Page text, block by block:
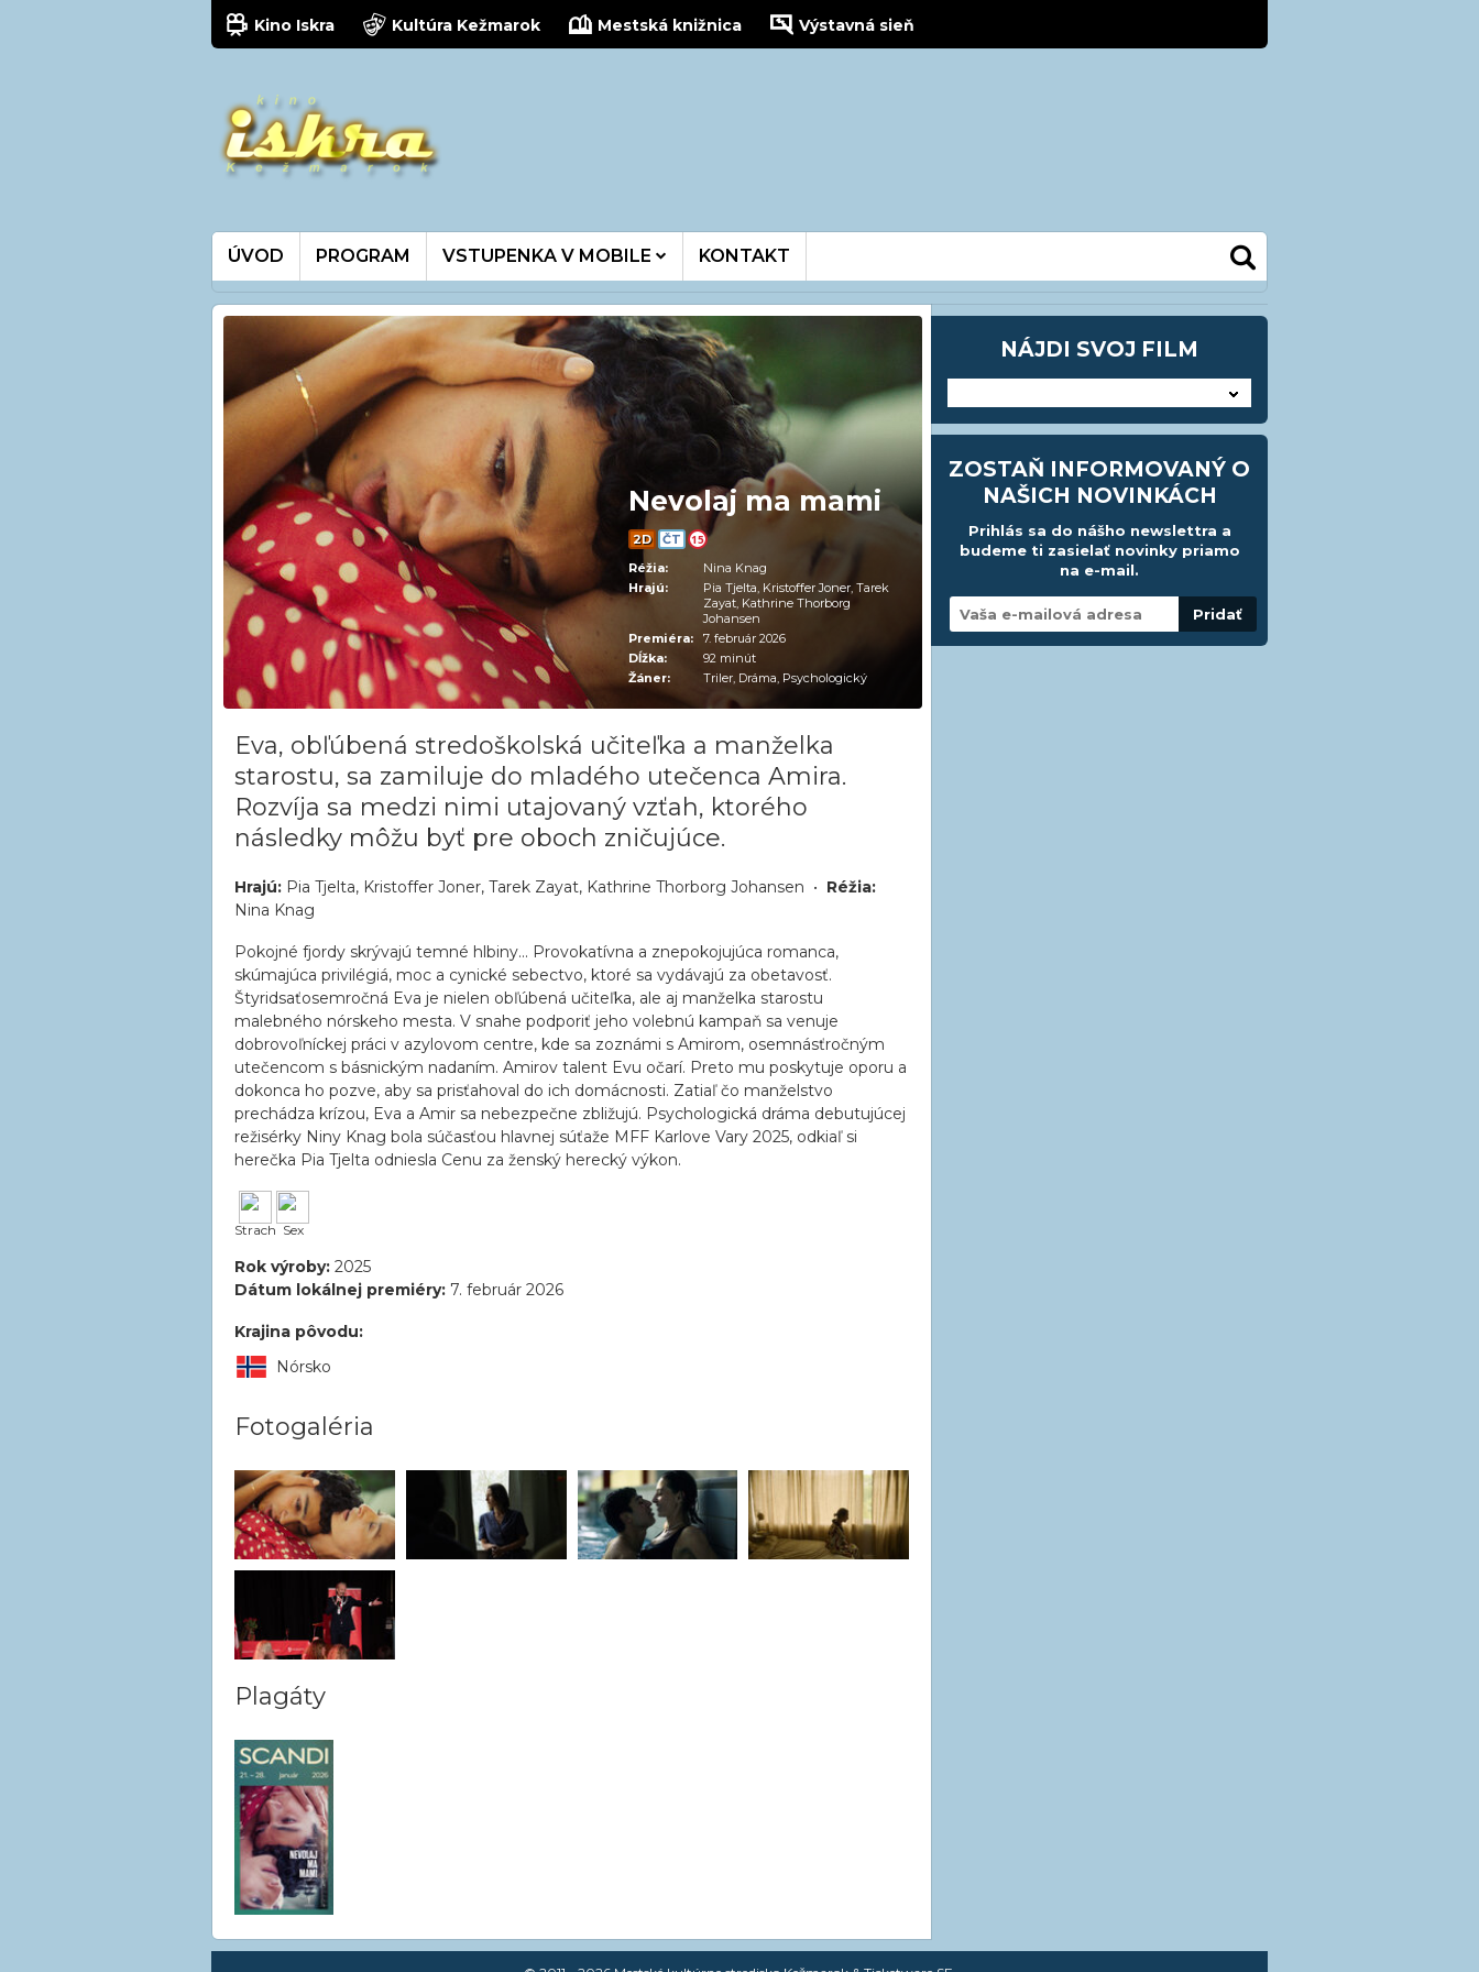
Kino Iskra Kultúra Kežmarok Mestská knižnica Výstavná sieň
ÚVOD PROGRAM VSTUPENKA V MOBILE KONTAKT
Nevolaj ma mami
2D ČT
15
Réžia:
Nina Knag
Hrajú:
Pia Tjelta, Kristoffer Joner, Tarek
Zayat, Kathrine Thorborg
Johansen
Premiéra:
7. február 2026
Dĺžka:
92 minút
Žáner:
Triler, Dráma, Psychologický
Eva, obľúbená stredoškolská učiteľka a manželka
starostu, sa zamiluje do mladého utečenca Amira.
Rozvíja sa medzi nimi utajovaný vzťah, ktorého
následky môžu byť pre oboch zničujúce.
Hrajú: Pia Tjelta, Kristoffer Joner, Tarek Zayat, Kathrine Thorborg Johansen • Réžia:
Nina Knag
Pokojné fjordy skrývajú temné hlbiny... Provokatívna a znepokojujúca romanca,
skúmajúca privilégiá, moc a cynické sebectvo, ktoré sa vydávajú za obetavosť.
Štyridsaťosemročná Eva je nielen obľúbená učiteľka, ale aj manželka starostu
malebného nórskeho mesta. V snahe podporiť jeho volebnú kampaň sa venuje
dobrovoľníckej práci v azylovom centre, kde sa zoznámi s Amirom, osemnásťročným
utečencom s básnickým nadaním. Amirov talent Evu očarí. Preto mu poskytuje oporu a
dokonca ho pozve, aby sa prisťahoval do ich domácnosti. Zatiaľ čo manželstvo
prechádza krízou, Eva a Amir sa nebezpečne zbližujú. Psychologická dráma debutujúcej
režisérky Niny Knag bola súčasťou hlavnej súťaže MFF Karlove Vary 2025, odkiaľ si
herečka Pia Tjelta odniesla Cenu za ženský herecký výkon.
Strach Sex
Rok výroby: 2025
Dátum lokálnej premiéry: 7. február 2026
Krajina pôvodu:
Nórsko
Fotogaléria
Plagáty
NÁJDI SVOJ FILM
ZOSTAŇ INFORMOVANÝ O
NAŠICH NOVINKÁCH
Prihlás sa do nášho newslettra a
budeme ti zasielať novinky priamo
na e-mail.